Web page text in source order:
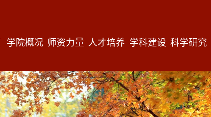
学院概况 师资力量 人才培养 学科建设 科学研究